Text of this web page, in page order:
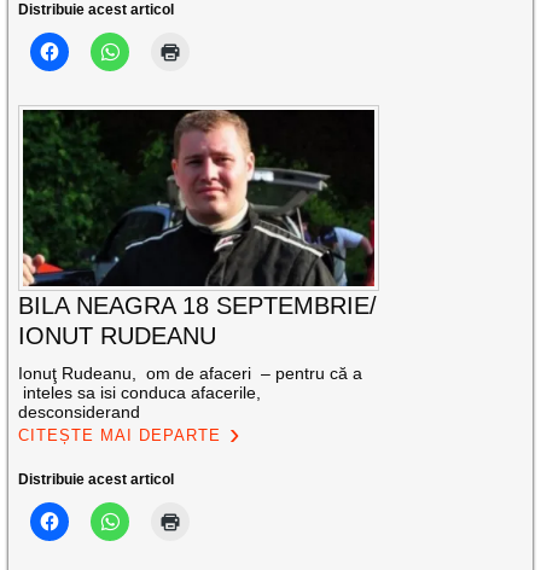
Distribuie acest articol
BILA NEAGRA 18 SEPTEMBRIE/
IONUT RUDEANU
Ionuţ Rudeanu, om de afaceri – pentru că a
inteles sa isi conduca afacerile,
desconsiderand
CITEȘTE MAI DEPARTE
Distribuie acest articol